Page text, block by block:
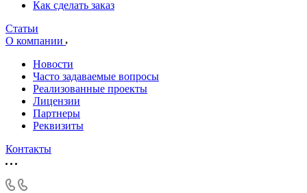
Как сделать заказ
Статьи
О компании
Новости
Часто задаваемые вопросы
Реализованные проекты
Лицензии
Партнеры
Реквизиты
Контакты